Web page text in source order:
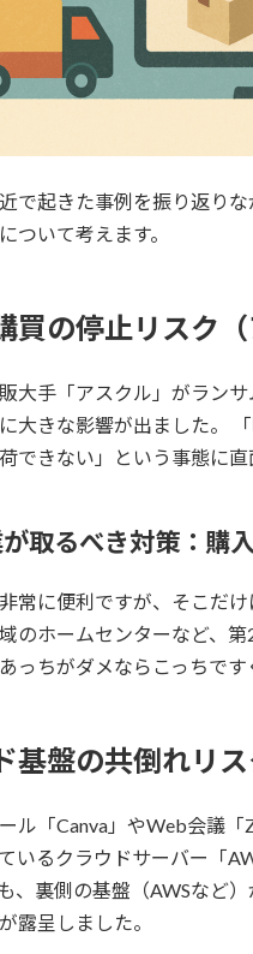
で起きた事例を振り返りな
について考えます。
買の停止リスク
大手「アスクル」がラン
大きな影響が出ました。
できない」という事態に
取るべき対策：購
常に便利ですが、そこだ
のホームセンターなど、
っちがダメならこっちで
基盤の共倒れリ
ル「Canva」やWeb会議
いるクラウドサーバー「
、裏側の基盤（AWSなど
露呈しました。